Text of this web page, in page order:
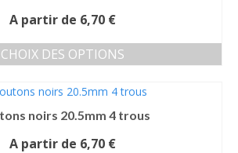
A partir de 6,70 €
CHOIX DES OPTIONS
produit
plusieurs
noirs 20.5mm 4 trous
A partir de 6,70 €